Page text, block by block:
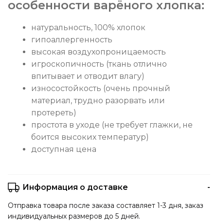
особенности варёного хлопка:
натуральность, 100% хлопок
гипоаллергенность
высокая воздухопроницаемость
игроскопичность (ткань отлично
впитывает и отводит влагу)
износостойкость (очень прочный
материал, трудно разорвать или
протереть)
простота в уходе (не требует глажки, не
боится высоких температур)
доступная цена
Информация о доставке
Отправка товара после заказа составляет 1-3 дня, заказ
индивидуальных размеров до 5 дней.